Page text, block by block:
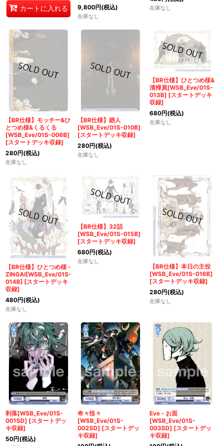
カートに入れる
9,800円(税込)
在庫なし
在庫なし
【BR仕様】モッチー&ひ
とつめ様&くるくる
[WSB_Eve/01S-006B]
[スタートデッキ収録]
280円(税込)
在庫なし
【BR仕様】廻人
[WSB_Eve/01S-010B]
[スタートデッキ収録]
280円(税込)
在庫なし
【BR仕様】ひとつめ様&
清掃員[WSB_Eve/01S-
013B] [スタートデッキ
収録]
680円(税込)
在庫なし
【BR仕様】ひとつめ様 -
ZINGAI[WSB_Eve/01S-
014B] [スタートデッキ
収録]
480円(税込)
在庫なし
【BR仕様】32話
[WSB_Eve/01S-015B]
[スタートデッキ収録]
680円(税込)
在庫なし
【BR仕様】本日の主役
[WSB_Eve/01S-016B]
[スタートデッキ収録]
280円(税込)
在庫なし
剥落[WSB_Eve/01S-
001SD] [スタートデッ
キ収録]
50円(税込)
奇々怪々
[WSB_Eve/01S-
002SD] [スタートデッ
キ収録]
Eve - お面
[WSB_Eve/01S-
003SD] [スタートデッ
キ収録]